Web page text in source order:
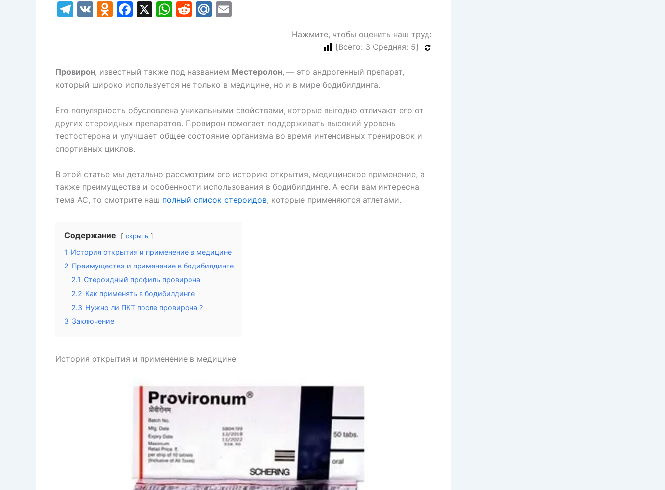
T
a
m
V
O
kl
a
s
s
ni
ki
F
b
o
o
k
X
W
A
p
p
R
t
M
u
Нажмите, чтобы оценить наш труд:
[Всего: 3 Средняя: 5]
Провирон, известный также под названием Местеролон, — это андрогенный препарат,
который широко используется не только в медицине, но и в мире бодибилдинга.
Его популярность обусловлена уникальными свойствами, которые выгодно отличают его от
других стероидных препаратов. Провирон помогает поддерживать высокий уровень
тестостерона и улучшает общее состояние организма во время интенсивных тренировок и
спортивных циклов.
В этой статье мы детально рассмотрим его историю открытия, медицинское применение, а
также преимущества и особенности использования в бодибилдинге. А если вам интересна
тема АС, то смотрите наш полный список стероидов, которые применяются атлетами.
Содержание скрыть
1 История открытия и применение в медицине
2 Преимущества и применение в бодибилдинге
2.1 Стероидный профиль провирона
2.2 Как применять в бодибилдинге
2.3 Нужно ли ПКТ после провирона ?
3 Заключение
История открытия и применение в медицине